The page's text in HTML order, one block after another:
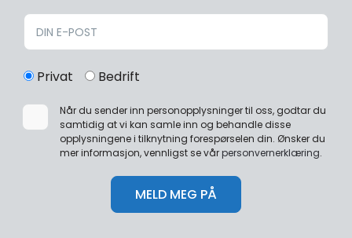
Privat Bedrift
Når du sender inn personopplysninger til oss, godtar du
samtidig at vi kan samle inn og behandle disse
opplysningene i tilknytning forespørselen din. Ønsker du
mer informasjon, vennligst se vårpersonvernerklæring.